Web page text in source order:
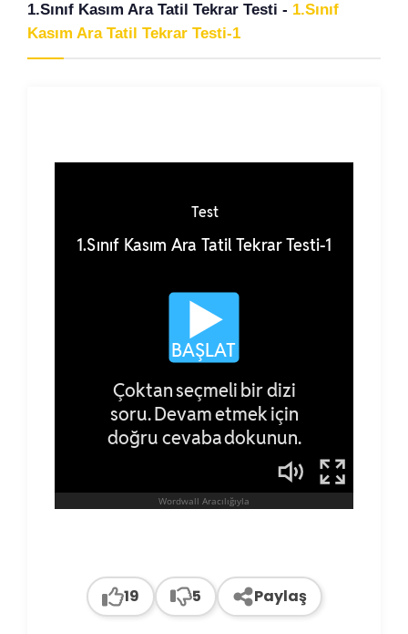
1.Sınıf Kasım Ara Tatil Tekrar Testi - 1.Sınıf
Kasım Ara Tatil Tekrar Testi-1
19 5 Paylaş